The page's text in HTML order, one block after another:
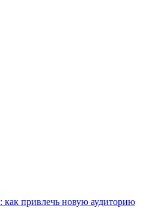
привлечь новую аудиторию